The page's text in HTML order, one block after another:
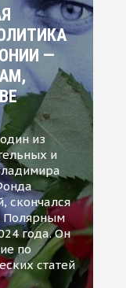
—
из
и
скончался
Полярным
года. Он
по
статей